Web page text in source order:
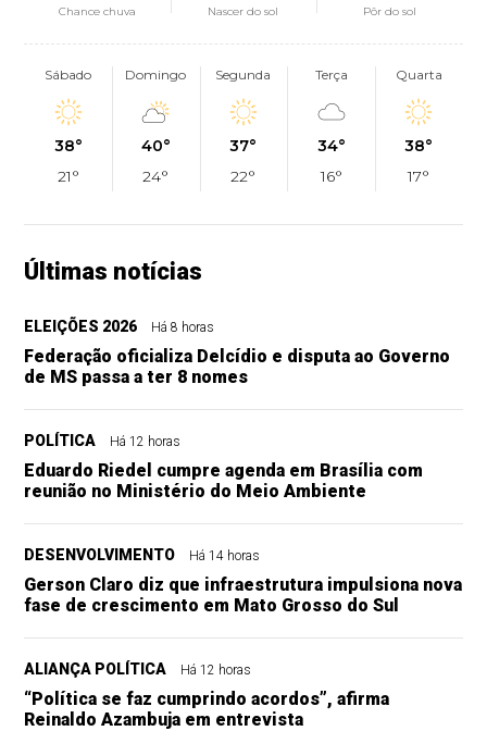
Chance chuva Nascer do sol Pôr do sol
Sábado
38°
21°
Domingo
40°
24°
Segunda
37°
22°
Terça
34°
16°
Quarta
38°
17°
Últimas notícias
ELEIÇÕES 2026 Há 8 horas
Federação oficializa Delcídio e disputa ao Governo
de MS passa a ter 8 nomes
POLÍTICA Há 12 horas
Eduardo Riedel cumpre agenda em Brasília com
reunião no Ministério do Meio Ambiente
DESENVOLVIMENTO Há 14 horas
Gerson Claro diz que infraestrutura impulsiona nova
fase de crescimento em Mato Grosso do Sul
ALIANÇA POLÍTICA Há 12 horas
“Política se faz cumprindo acordos”, afirma
Reinaldo Azambuja em entrevista